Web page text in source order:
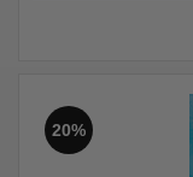
20%